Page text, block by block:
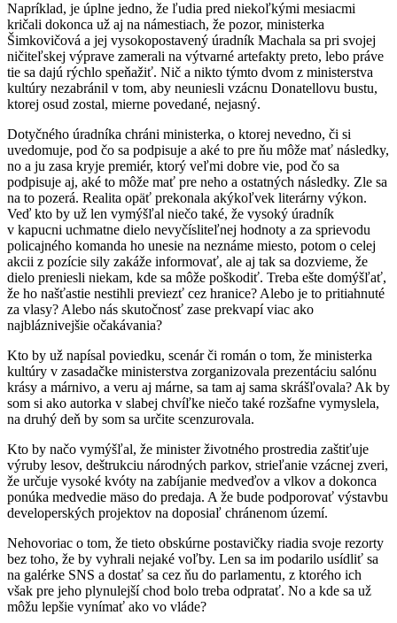
Napríklad, je úplne jedno, že ľudia pred niekoľkými mesiacmi
kričali dokonca už aj na námestiach, že pozor, ministerka
Šimkovičová a jej vysokopostavený úradník Machala sa pri svojej
ničiteľskej výprave zamerali na výtvarné artefakty preto, lebo práve
tie sa dajú rýchlo speňažiť. Nič a nikto týmto dvom z ministerstva
kultúry nezabránil v tom, aby neuniesli vzácnu Donatellovu bustu,
ktorej osud zostal, mierne povedané, nejasný.
Dotyčného úradníka chráni ministerka, o ktorej nevedno, či si
uvedomuje, pod čo sa podpisuje a aké to pre ňu môže mať následky,
no a ju zasa kryje premiér, ktorý veľmi dobre vie, pod čo sa
podpisuje aj, aké to môže mať pre neho a ostatných následky. Zle sa
na to pozerá. Realita opäť prekonala akýkoľvek literárny výkon.
Veď kto by už len vymýšľal niečo také, že vysoký úradník
v kapucni uchmatne dielo nevyčísliteľnej hodnoty a za sprievodu
policajného komanda ho unesie na neznáme miesto, potom o celej
akcii z pozície sily zakáže informovať, ale aj tak sa dozvieme, že
dielo preniesli niekam, kde sa môže poškodiť. Treba ešte domýšľať,
že ho našťastie nestihli previezť cez hranice? Alebo je to pritiahnuté
za vlasy? Alebo nás skutočnosť zase prekvapí viac ako
najbláznivejšie očakávania?
Kto by už napísal poviedku, scenár či román o tom, že ministerka
kultúry v zasadačke ministerstva zorganizovala prezentáciu salónu
krásy a márnivo, a veru aj márne, sa tam aj sama skrášľovala? Ak by
som si ako autorka v slabej chvíľke niečo také rozšafne vymyslela,
na druhý deň by som sa určite scenzurovala.
Kto by načo vymýšľal, že minister životného prostredia zaštiťuje
výruby lesov, deštrukciu národných parkov, strieľanie vzácnej zveri,
že určuje vysoké kvóty na zabíjanie medveďov a vlkov a dokonca
ponúka medvedie mäso do predaja. A že bude podporovať výstavbu
developerských projektov na doposiaľ chránenom území.
Nehovoriac o tom, že tieto obskúrne postavičky riadia svoje rezorty
bez toho, že by vyhrali nejaké voľby. Len sa im podarilo usídliť sa
na galérke SNS a dostať sa cez ňu do parlamentu, z ktorého ich
však pre jeho plynulejší chod bolo treba odpratať. No a kde sa už
môžu lepšie vynímať ako vo vláde?